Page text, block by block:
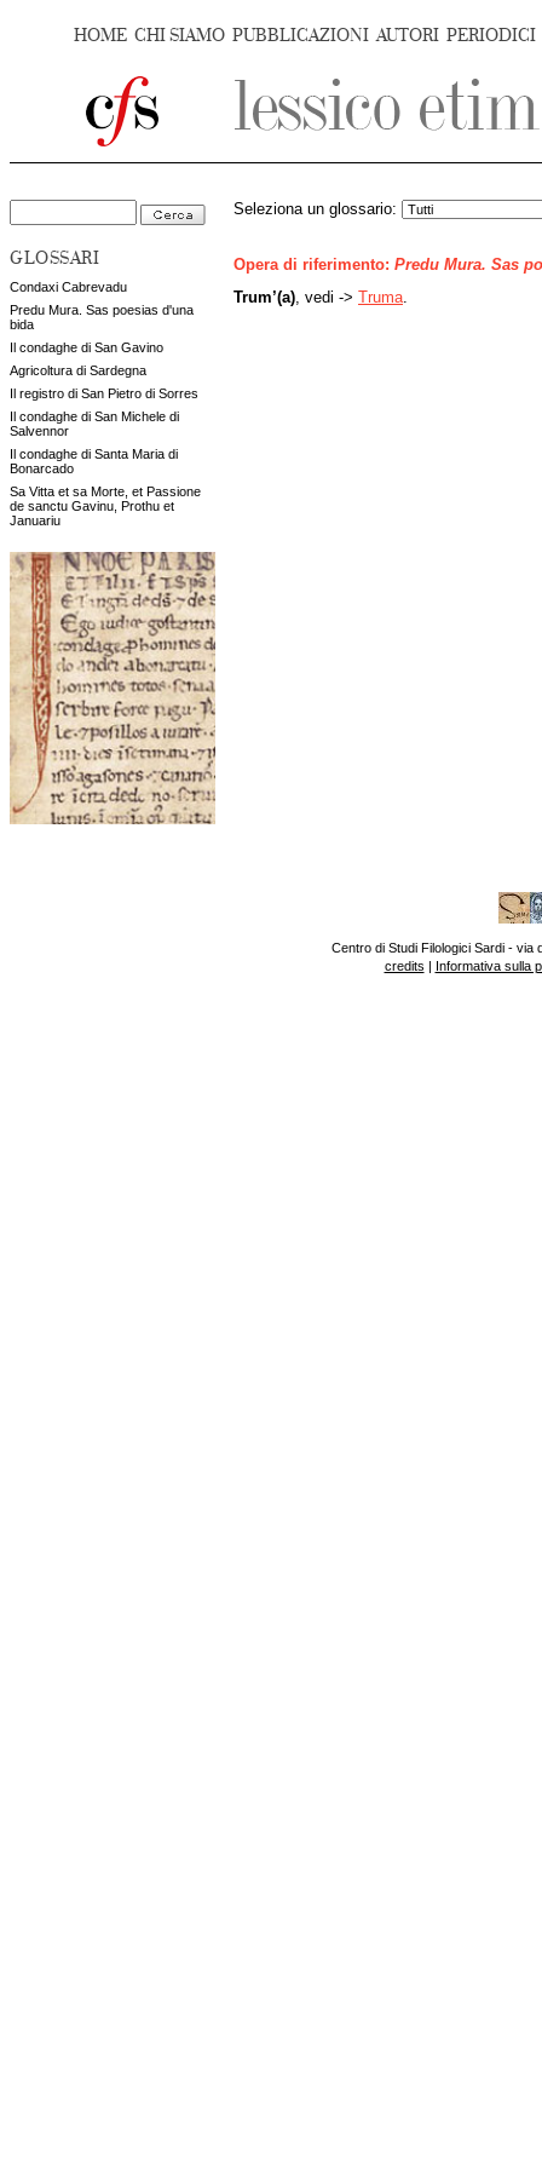
HOME CHI SIAMO PUBBLICAZIONI AUTORI PERIODICI
GLOSSARI
Condaxi Cabrevadu
Predu Mura. Sas poesias d'una
bida
Il condaghe di San Gavino
Agricoltura di Sardegna
Il registro di San Pietro di Sorres
Il condaghe di San Michele di
Salvennor
Il condaghe di Santa Maria di
Bonarcado
Sa Vitta et sa Morte, et Passione
de sanctu Gavinu, Prothu et
Januariu
Seleziona un glossario:
Opera di riferimento: Predu Mura. Sas
Trum’(a) , vedi -> Truma
Centro di Studi Filologici Sardi - via
credits | Informativa sulla